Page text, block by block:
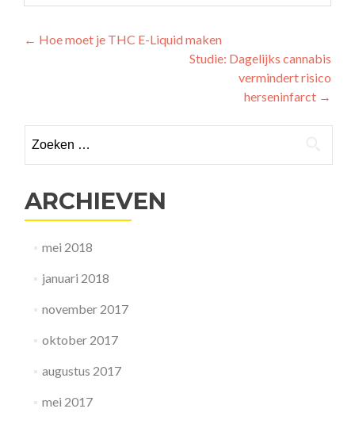
Berichtnavigatie
← Hoe moet je THC E-Liquid maken
Studie: Dagelijks cannabis
vermindert risico
herseninfarct →
naar:
ARCHIEVEN
mei 2018
januari 2018
november 2017
oktober 2017
augustus 2017
mei 2017